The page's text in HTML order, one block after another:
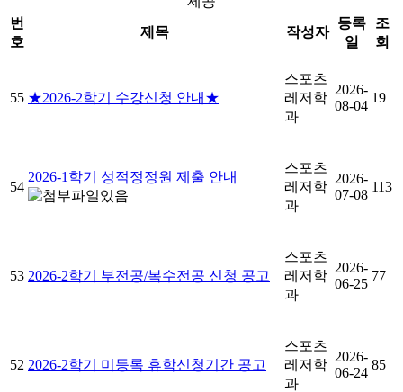
번
호
제목 작성자
등록
일
조
회
55 ★2026-2학기 수강신청 안내★
스포츠
레저학
과
2026-
08-04
19
54
2026-1학기 성적정정원 제출 안내
스포츠
레저학
과
2026-
07-08
113
53 2026-2학기 부전공/복수전공 신청 공고
스포츠
레저학
과
2026-
06-25
77
52 2026-2학기 미등록 휴학신청기간 공고
스포츠
레저학
과
2026-
06-24
85